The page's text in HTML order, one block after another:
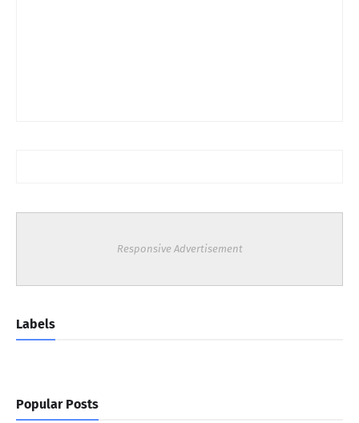
Responsive Advertisement
Labels
Popular Posts